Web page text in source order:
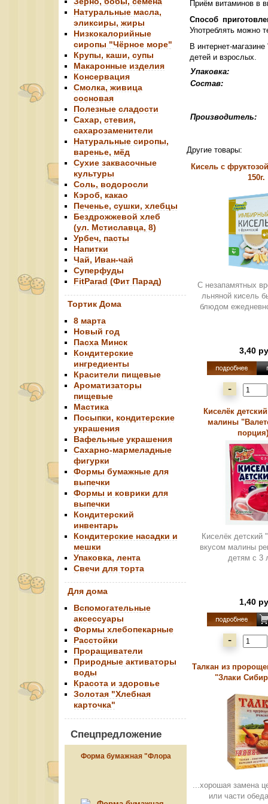
Натуральные масла,
эликсиры, жиры
Низкокалорийные
сиропы "Чёрное море"
Крупы, каши, супы
Макаронные изделия
Консервация
Смолка, живица
сосновая
Полезные сладости
Сахар, стевия,
сахарозаменители
Натуральные сиропы,
варенье, мёд
Сухие заквасочные
культуры
Соль, водоросли
Кэроб, какао
Печенье, сушки, хлебцы
Бездрожжевой хлеб
(ул. Мстиславца, 8)
Урбеч, пасты
Напитки
Чай, Иван-чай
Суперфуды
FitParad (Фит Парад)
Тортик Дома
8 марта
Новый год
Пасха Минск
Кондитерские
ингредиенты
Красители пищевые
Ароматизаторы
пищевые
Мастика
Посыпки, кондитерские
украшения
Вафельные украшения
Сахарно-мармеладные
фигурки
Формы бумажные для
выпечки
Формы и коврики для
выпечки
Кондитерский
инвентарь
Кондитерские насадки и
мешки
Упаковка, лента
Свечи для торта
Для дома
Вспомогательные
аксессуары
Формы хлебопекарные
Расстойки
Проращиватели
Природные активаторы
воды
Красота и здоровье
Золотая "Хлебная
карточка"
Спецпредложение
Форма бумажная "Флора
Приём витаминов в
Способ
Употреблять можно
В интернет-
детей и взрослых.
Упаковка:
Производитель:
Другие товары:
Кисель с
150г.
С незапамятных
льняной кисель
блюдом
3,40
-
Киселёк
малины
Киселёк детский
вкусом малины
детям с 3
1,40
-
Талкан из
"Злаки
...хорошая замена
или части